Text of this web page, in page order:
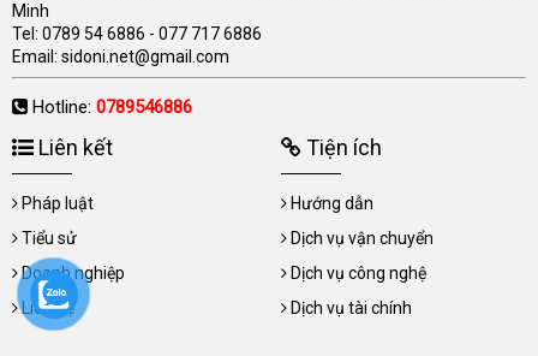
Minh
Tel: 0789 54 6886 - 077 717 6886
Email: sidoni.net@gmail.com
Hotline: 0789546886
Liên kết
Pháp luật
Tiểu sử
Doanh nghiệp
Liên hệ
Tiện ích
Hướng dẫn
Dịch vụ vận chuyển
Dịch vụ công nghệ
Dịch vụ tài chính